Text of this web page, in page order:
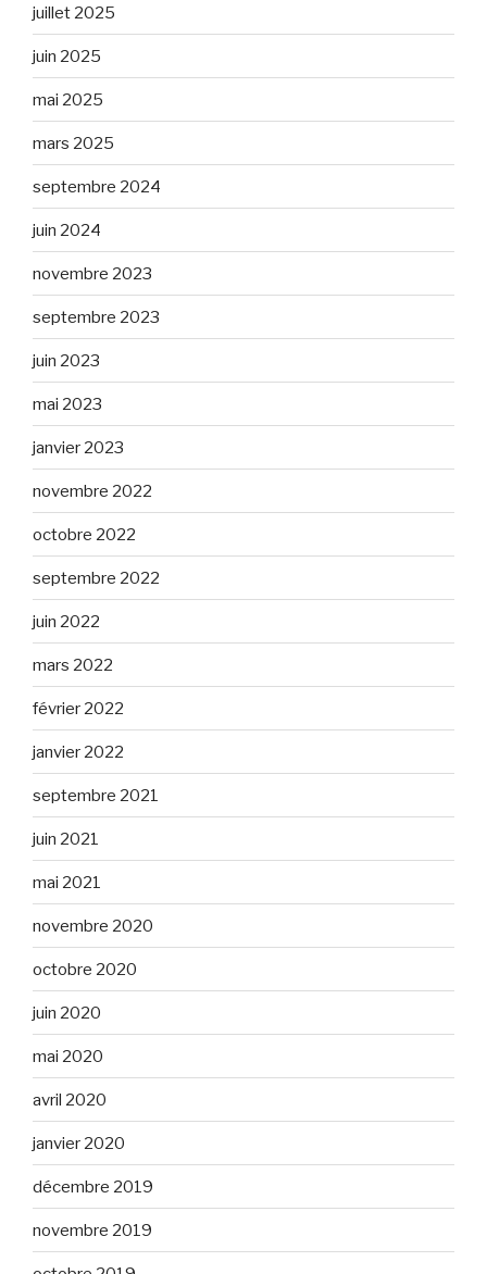
juillet 2025
juin 2025
mai 2025
mars 2025
septembre 2024
juin 2024
novembre 2023
septembre 2023
juin 2023
mai 2023
janvier 2023
novembre 2022
octobre 2022
septembre 2022
juin 2022
mars 2022
février 2022
janvier 2022
septembre 2021
juin 2021
mai 2021
novembre 2020
octobre 2020
juin 2020
mai 2020
avril 2020
janvier 2020
décembre 2019
novembre 2019